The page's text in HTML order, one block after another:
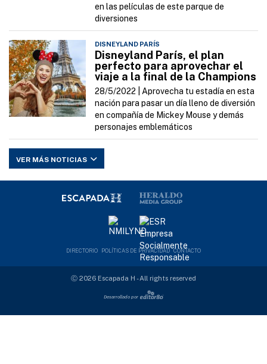
en las películas de este parque de
diversiones
DISNEYLAND PARÍS
Disneyland París, el plan
perfecto para aprovechar el
viaje a la final de la Champions
28/5/2022 | Aprovecha tu estadía en esta
nación para pasar un día lleno de diversión
en compañía de Mickey Mouse y demás
personajes emblemáticos
VER MÁS NOTICIAS
DIRECTORIO POLÍTICAS DE PRIVACIDAD CONTACTO
Ⓒ 2026 Escapada H - All rights reserved
Desarrollado por